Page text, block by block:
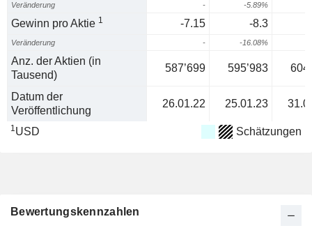
Veränderung - -5.89%
Gewinn pro Aktie 1 -7.15 -8.3
Veränderung - -16.08%
Anz. der Aktien (in
Tausend)
587’699 595’983
Datum der
Veröffentlichung
26.01.22 25.01.23
1USD Schätzungen
Bewertungskennzahlen